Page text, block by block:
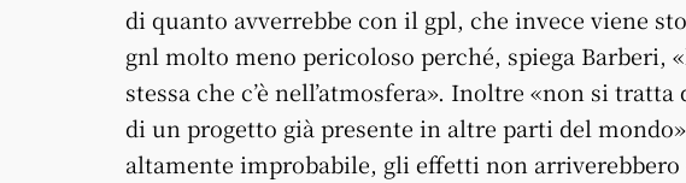
di quanto avverrebbe con il gpl, che invece viene
gnl molto meno pericoloso perché, spiega Barberi,
stessa che c’è nell’atmosfera». Inoltre «non si
di un progetto già presente in altre parti del
altamente improbabile, gli effetti non